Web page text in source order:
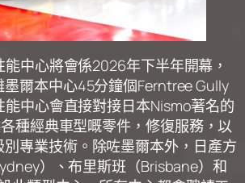
能中心將會係2026年下半年開幕，
爾本中心45分鐘個Ferntree Gully
能中心會直接對接日本Nismo著名的
種經典車型嘅零件，修復服務，以
專業技術。除咗墨爾本外，日產方
）、布里斯班（Brisbane）和